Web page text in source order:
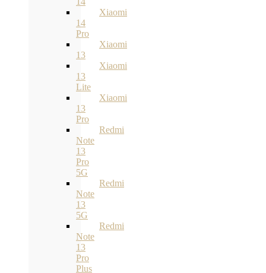
Xiaomi
14
Pro
Xiaomi
13
Xiaomi
13
Lite
Xiaomi
13
Pro
Redmi
Note
13
Pro
5G
Redmi
Note
13
5G
Redmi
Note
13
Pro
Plus